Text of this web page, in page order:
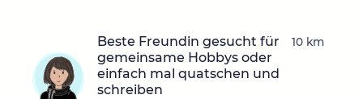
Beste Freundin gesucht für
gemeinsame Hobbys oder
einfach mal quatschen und
schreiben
10 km